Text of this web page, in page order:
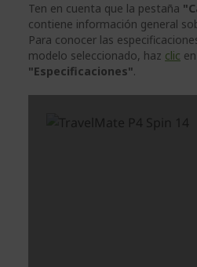
Ten en cuenta que la pestaña
contiene información general
Para conocer las
modelo seleccionado, haz clic
"Especificaciones".